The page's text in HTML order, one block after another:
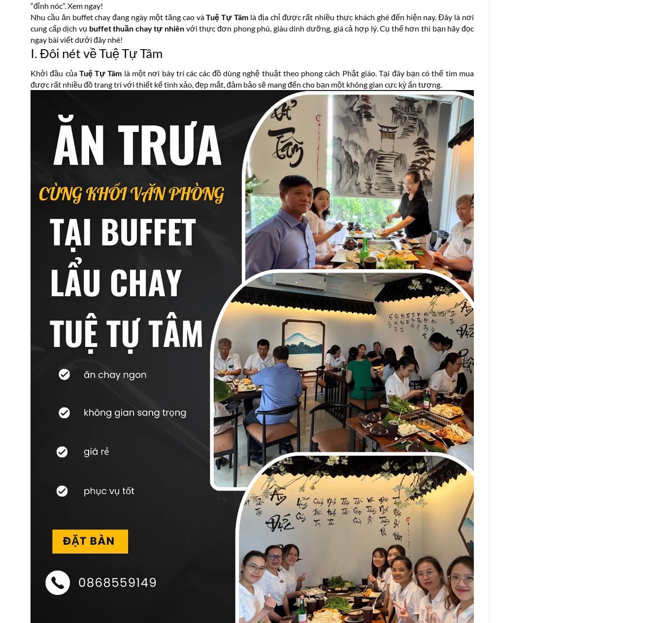
“đỉnh nóc”. Xem ngay!
Nhu cầu ăn buffet chay đang ngày một tăng cao vàTuệ Tự Tâm là địa chỉ được rất nhiều thực khách ghé đến hiện nay. Đây là nơi
cung cấp dịch vụ buffet thuần chay tự nhiên với thực đơn phong phú, giàu dinh dưỡng, giá cả hợp lý. Cụ thể hơn thì bạn hãy đọc
ngay bài viết dưới đây nhé!
I. Đôi nét về Tuệ Tự Tâm
Khởi đầu của Tuệ Tự Tâm là một nơi bày trí các các đồ dùng nghệ thuật theo phong cách Phật giáo. Tại đây bạn có thể tìm mua
được rất nhiều đồ trang trí với thiết kế tinh xảo, đẹp mắt, đảm bảo sẽ mang đến cho bạn một không gian cực kỳ ấn tượng.